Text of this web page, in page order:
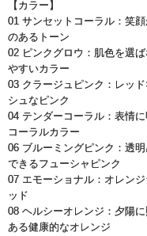
【カラー】
01 サンセットコーラル：笑
のあるトーン
02 ピンクグロウ：肌色を選
やすいカラー
03 クラージュピンク：レッ
シュなピンク
04 テンダーコーラル：表情
コーラルカラー
06 ブルーミングピンク：透
できるフューシャピンク
07 エモーショナル：オレン
ッド
08 ヘルシーオレンジ：夕陽
ある健康的なオレンジ